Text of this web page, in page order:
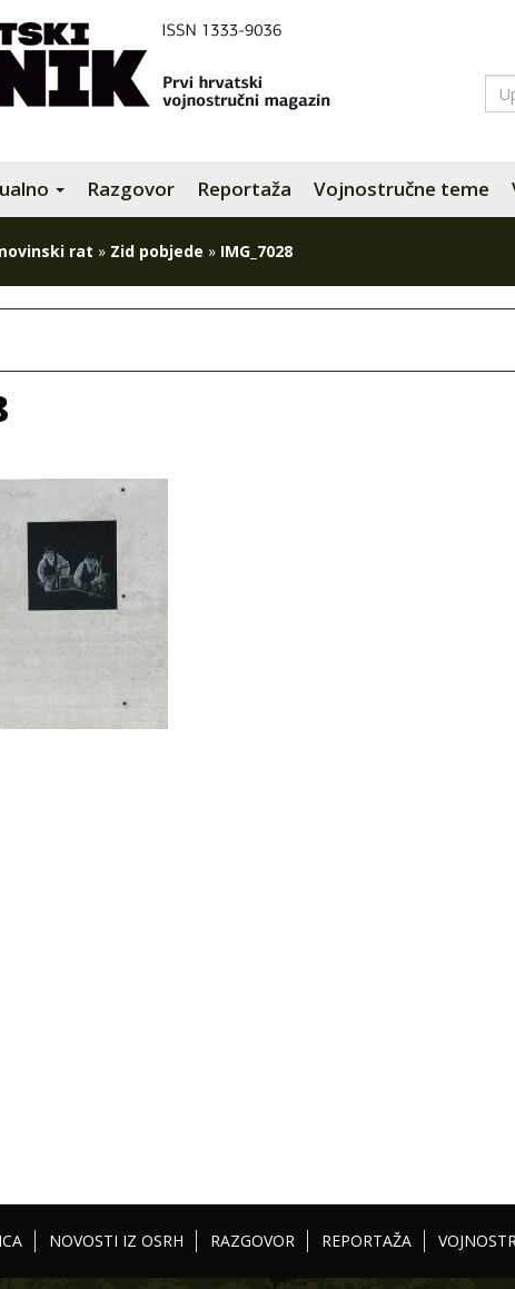
Razgovor Reportaža Vojnostručne teme
rat » Zid pobjede » IMG_7028
NOVOSTI IZ OSRH RAZGOVOR REPORTAŽA